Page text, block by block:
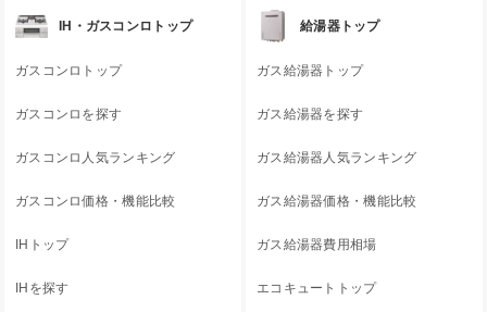
IH・ガスコンロトップ
ガスコンロトップ
ガスコンロを探す
ガスコンロ人気ランキング
ガスコンロ価格・機能比較
IHトップ
IHを探す
給湯器トップ
ガス給湯器トップ
ガス給湯器を探す
ガス給湯器人気ランキング
ガス給湯器価格・機能比較
ガス給湯器費用相場
エコキュートトップ